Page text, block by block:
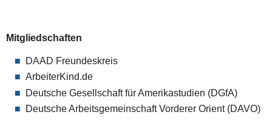
Mitgliedschaften
DAAD Freundeskreis
ArbeiterKind.de
Deutsche Gesellschaft für Amerikastudien (DGfA)
Deutsche Arbeitsgemeinschaft Vorderer Orient (DAVO)